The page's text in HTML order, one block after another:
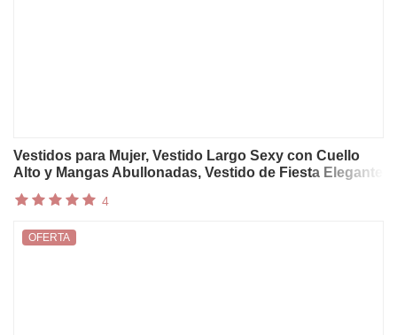
Vestidos para Mujer, Vestido Largo Sexy con Cuello
Alto y Mangas Abullonadas, Vestido de Fiesta Elegante
Vestido Boho Ajustado para Verano
4
OFERTA